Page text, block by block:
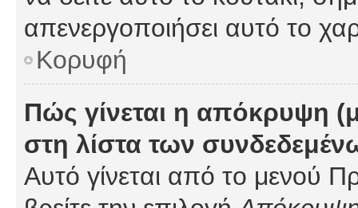
απενεργοποιήσει αυτό το
Κορυφή
Πώς γίνεται η απόκρυψη
στη λίστα των
Αυτό γίνεται από το μενού